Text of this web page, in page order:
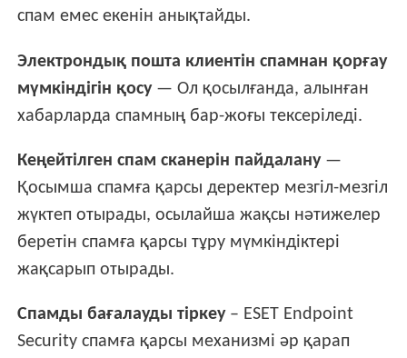
спам емес екенін анықтайды.
Электрондық пошта клиентін спамнан қорғау
мүмкіндігін қосу— Ол қосылғанда, алынған
хабарларда спамның бар-жоғы тексеріледі.
Кеңейтілген спам сканерін пайдалану—
Қосымша спамға қарсы деректер мезгіл-мезгіл
жүктеп отырады, осылайша жақсы нәтижелер
беретін спамға қарсы тұру мүмкіндіктері
жақсарып отырады.
Спамды бағалауды тіркеу– ESET Endpoint
Security спамға қарсы механизмі әр қарап